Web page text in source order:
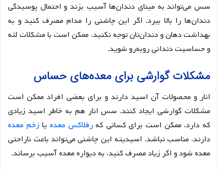
سس می‌تواند به مینای دندان‌ها آسیب بزند و احتمال پوسیدگی
دندان‌ها را بالا ببرد. اگر این چاشنی را مدام مصرف کنید و به
بهداشت دهان و دندان‌تان توجه نکنید، ممکن است با مشکلات لثه
و حساسیت دندانی روبه‌رو شوید.
مشکلات گوارشی برای معده‌های حساس
انار و محصولات آن اسید دارند و برای بعضی افراد ممکن است
مشکلات گوارشی ایجاد کنند. سس انار هم به خاطر اسید زیادی
که دارد، ممکن است برای کسانی کهرفلاکس معده یا زخم معده
دارند، مناسب نباشد. اسیدیته این چاشنی می‌تواند باعث ناراحتی
معده شود و اگر زیاد مصرف کنید، به دیواره معده آسیب برساند.